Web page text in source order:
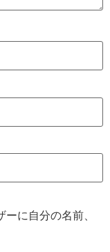
に自分の名前、